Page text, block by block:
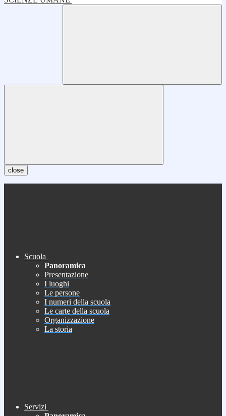
close
Scuola
Panoramica
Presentazione
I luoghi
Le persone
I numeri della scuola
Le carte della scuola
Organizzazione
La storia
Servizi